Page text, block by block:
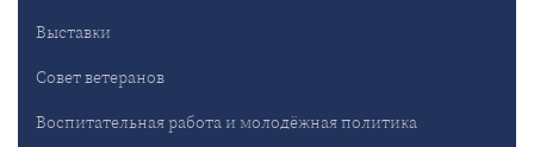
Выставки
Совет ветеранов
Воспитательная работа и молодёжная политика